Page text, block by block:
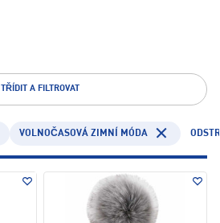
TŘÍDIT A FILTROVAT
VOLNOČASOVÁ ZIMNÍ MÓDA